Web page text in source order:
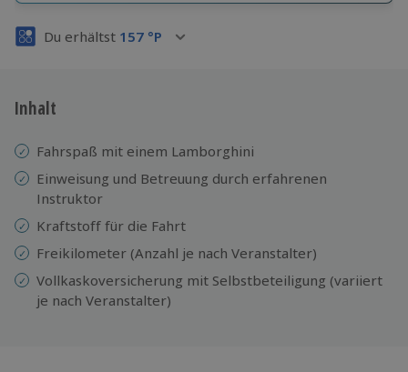
Volle Flexibilität
3 Jahre gültig & verlängerbar.
Du erhältst 157 °P
Inhalt
Fahrspaß mit einem Lamborghini
Einweisung und Betreuung durch erfahrenen
Instruktor
Kraftstoff für die Fahrt
Freikilometer (Anzahl je nach Veranstalter)
Vollkaskoversicherung mit Selbstbeteiligung (variiert
je nach Veranstalter)